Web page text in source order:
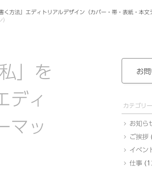
く方法』エディトリアルデザイン（カバー・帯・表紙・本文
」を
ディ
マッ
お問
カテゴリー
お知ら
ご挨拶
イベン
仕事